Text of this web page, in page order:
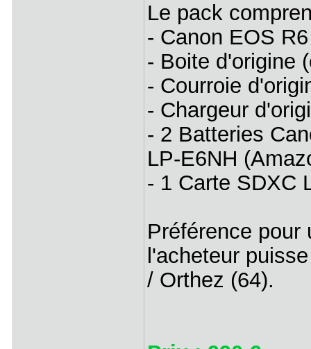
Le pack
- Canon EOS
- Boite d'origine
- Courroie
- Chargeur
- 2 Batteries
LP-E6NH
- 1 Carte SDXC
Préférence pour
l'acheteur
/ Orthez (64).